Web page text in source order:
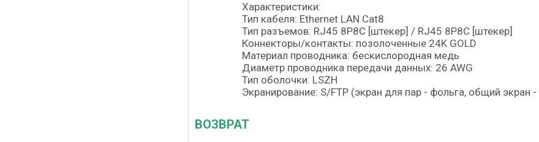
Характеристики:
Тип кабеля: Ethernet LAN Cat8
Тип разъемов: RJ45 8P8C [штекер] / RJ45 8P8C [штекер]
Коннекторы/контакты: позолоченные 24K GOLD
Материал проводника: бескислородная медь
Диаметр проводника передачи данных: 26 AWG
Тип оболочки: LSZH
Экранирование: S/FTP (экран для пар - фольга, общий экран -
ВОЗВРАТ